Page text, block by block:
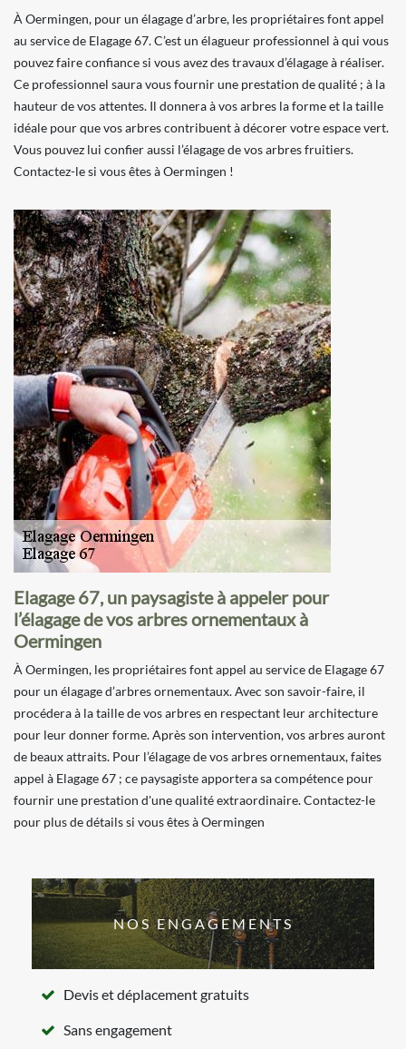
À Oermingen, pour un élagage d’arbre, les propriétaires font appel
au service de Elagage 67. C’est un élagueur professionnel à qui vous
pouvez faire confiance si vous avez des travaux d’élagage à réaliser.
Ce professionnel saura vous fournir une prestation de qualité ; à la
hauteur de vos attentes. Il donnera à vos arbres la forme et la taille
idéale pour que vos arbres contribuent à décorer votre espace vert.
Vous pouvez lui confier aussi l’élagage de vos arbres fruitiers.
Contactez-le si vous êtes à Oermingen !
Elagage 67, un paysagiste à appeler pour
l’élagage de vos arbres ornementaux à
Oermingen
À Oermingen, les propriétaires font appel au service de Elagage 67
pour un élagage d’arbres ornementaux. Avec son savoir-faire, il
procédera à la taille de vos arbres en respectant leur architecture
pour leur donner forme. Après son intervention, vos arbres auront
de beaux attraits. Pour l’élagage de vos arbres ornementaux, faites
appel à Elagage 67 ; ce paysagiste apportera sa compétence pour
fournir une prestation d'une qualité extraordinaire. Contactez-le
pour plus de détails si vous êtes à Oermingen
NOS ENGAGEMENTS
Devis et déplacement gratuits
Sans engagement